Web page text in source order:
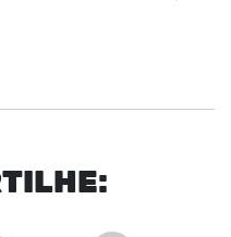
LHE: